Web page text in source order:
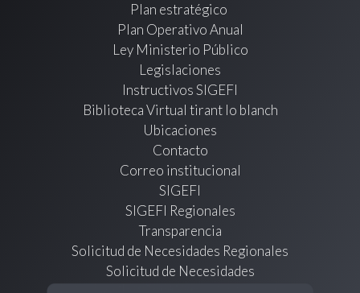
Plan estratégico
Plan Operativo Anual
Ley Ministerio Público
Legislaciones
Instructivos SIGEFI
Biblioteca Virtual tirant lo blanch
Ubicaciones
Contacto
Correo institucional
SIGEFI
SIGEFI Regionales
Transparencia
Solicitud de Necesidades Regionales
Solicitud de Necesidades